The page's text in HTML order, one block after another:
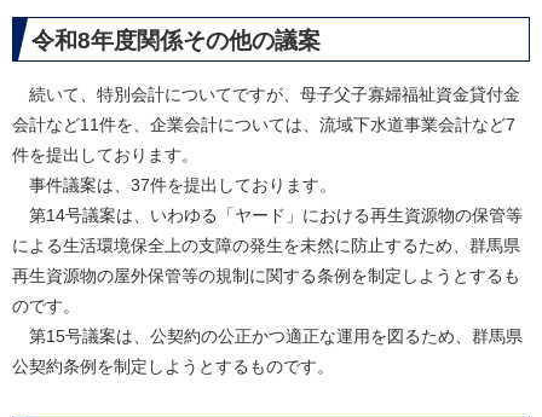
令和8年度関係その他の議案
続いて、特別会計についてですが、母子父子寡婦福祉資金貸付金
会計など11件を、企業会計については、流域下水道事業会計など7
件を提出しております。
事件議案は、37件を提出しております。
第14号議案は、いわゆる「ヤード」における再生資源物の保管等
による生活環境保全上の支障の発生を未然に防止するため、群馬県
再生資源物の屋外保管等の規制に関する条例を制定しようとするも
のです。
第15号議案は、公契約の公正かつ適正な運用を図るため、群馬県
公契約条例を制定しようとするものです。